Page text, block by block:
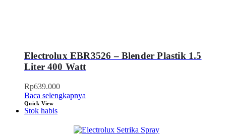
Electrolux EBR3526 – Blender Plastik 1.5
Liter 400 Watt
Rp639.000
Baca selengkapnya
Quick View
Stok habis